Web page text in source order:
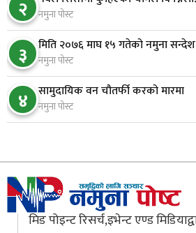
‘सर्ट हाइकिङ’
९ वन उद्यममा जोडिँदै नवलपुरका
१० नारायणघाट–बुटवल सडकः
२ नमुना पोस्ट
३ मिति २०७६ माघ १५ गतेको नमुना सन्देश
नमुना पोस्ट
४ सामुदायिक वन चौतर्फी करको मारमा
नमुना पोस्ट
मिड पोइन्ट रिसर्च,इभेन्ट एण्ड